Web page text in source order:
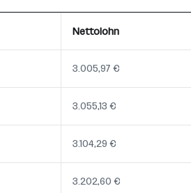
Nettolohn
3.005,97 €
3.055,13 €
3.104,29 €
3.202,60 €